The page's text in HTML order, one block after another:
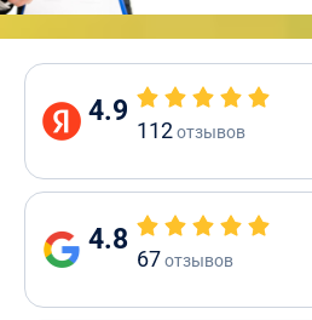
4.9
112отзывов
4.8
67отзывов